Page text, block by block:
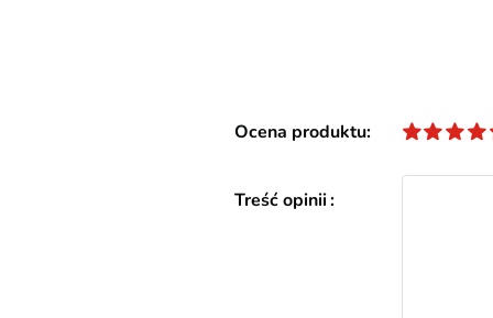
Ocena produktu
Treść opinii